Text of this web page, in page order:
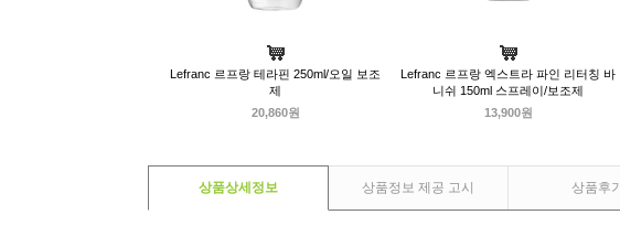
Lefranc 르프랑 테라핀 250ml/오일 보조
제
20,860원
Lefranc 르프랑 엑스트라 파인 리터칭 바
니쉬 150ml 스프레이/보조제
13,900원
상품상세정보 상품정보 제공 고시 상품후기